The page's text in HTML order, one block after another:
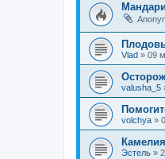
Vlad » 09
valusha_5
volchya »
Эстель »